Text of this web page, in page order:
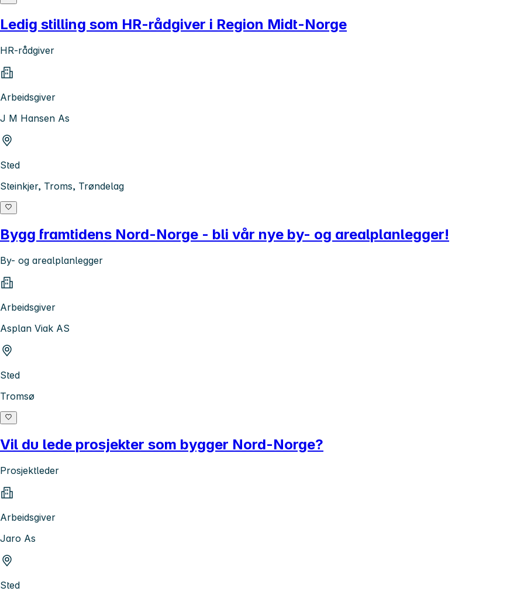
Ledig stilling som HR-rådgiver i Region Midt-Norge
HR-rådgiver
Arbeidsgiver
J M Hansen As
Sted
Steinkjer, Troms, Trøndelag
Bygg framtidens Nord-Norge - bli vår nye by- og arealplanlegger!
By- og arealplanlegger
Arbeidsgiver
Asplan Viak AS
Sted
Tromsø
Vil du lede prosjekter som bygger Nord-Norge?
Prosjektleder
Arbeidsgiver
Jaro As
Sted